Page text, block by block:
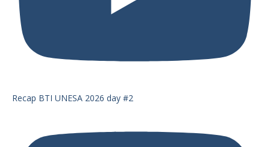
Recap BTI UNESA 2026 day #2